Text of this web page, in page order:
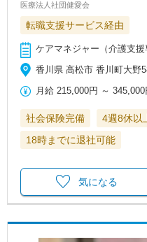
医療法人社団健愛会
転職支援サービス経由
ケアマネジャー（介護支
香川県 高松市 香川町大野
月給 215,000円 ～345,000
社会保険完備 4週8休以
18時までに退社可能
気になる